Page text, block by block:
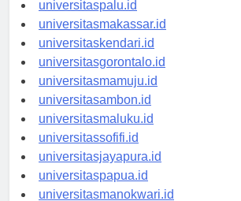
universitaspalu.id
universitasmakassar.id
universitaskendari.id
universitasgorontalo.id
universitasmamuju.id
universitasambon.id
universitasmaluku.id
universitassofifi.id
universitasjayapura.id
universitaspapua.id